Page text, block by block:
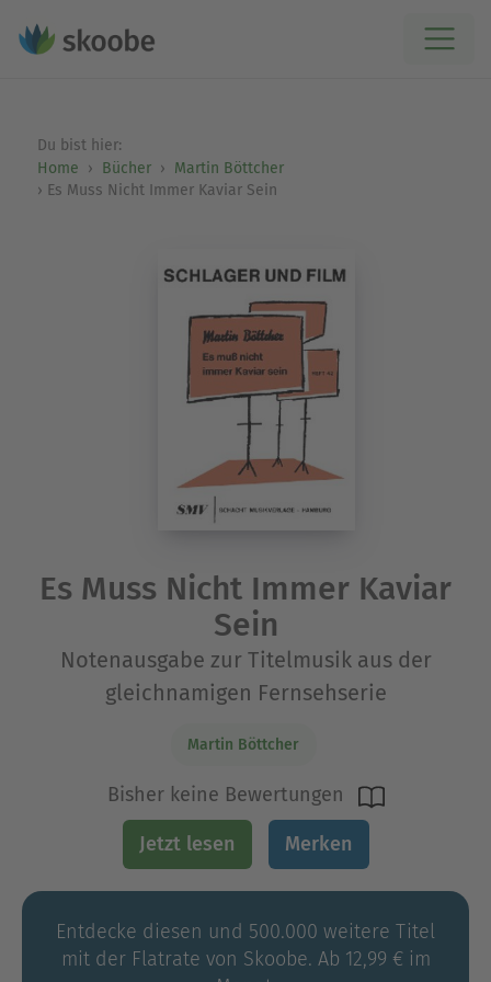
Du bist hier:
Home
Bücher
Martin Böttcher
Es Muss Nicht Immer Kaviar Sein
Es Muss Nicht Immer Kaviar
Sein
Notenausgabe zur Titelmusik aus der
gleichnamigen Fernsehserie
Martin Böttcher
Bisher keine Bewertungen
Jetzt lesen Merken
Entdecke diesen und 500.000 weitere Titel
mit der Flatrate von Skoobe. Ab 12,99 € im